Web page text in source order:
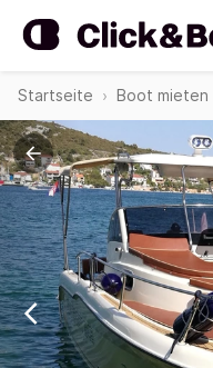
Startseite Boot mieten